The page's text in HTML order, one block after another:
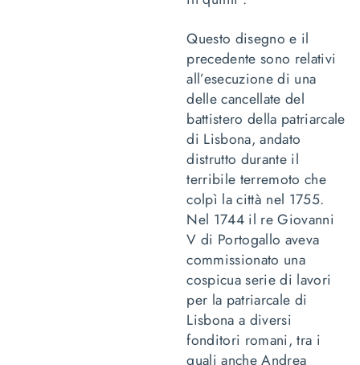
Questo disegno e il
precedente sono relativi
all’esecuzione di una
delle cancellate del
battistero della patriarcale
di Lisbona, andato
distrutto durante il
terribile terremoto che
colpì la città nel 1755.
Nel 1744 il re Giovanni
V di Portogallo aveva
commissionato una
cospicua serie di lavori
per la patriarcale di
Lisbona a diversi
fonditori romani, tra i
quali anche Andrea